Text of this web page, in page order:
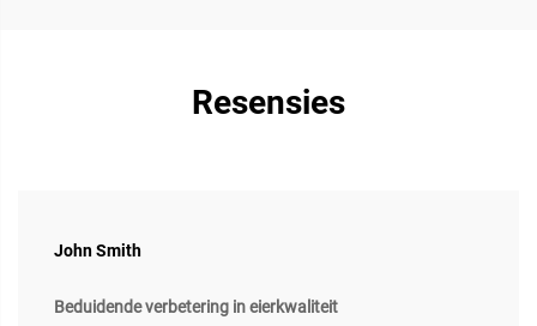
Resensies
John Smith
Beduidende verbetering in eierkwaliteit